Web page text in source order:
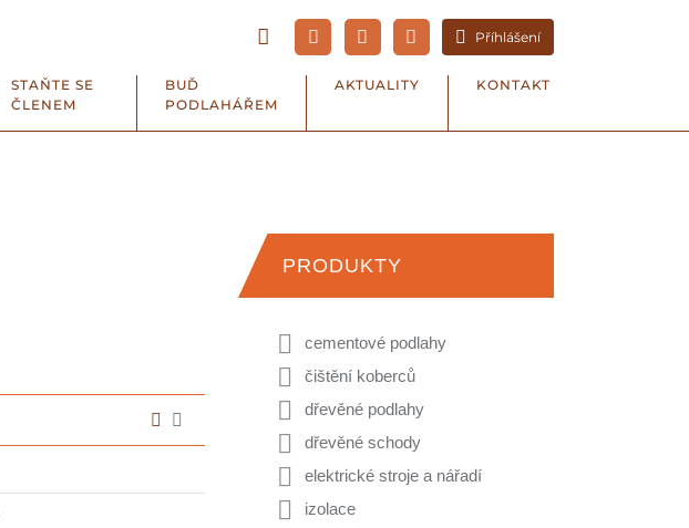
Příhlášení
STAŇTE SE
ČLENEM
BUĎ
PODLAHÁŘEM
AKTUALITY KONTAKT
PRODUKTY
cementové podlahy
čištění koberců
dřevěné podlahy
dřevěné schody
elektrické stroje a nářadí
izolace